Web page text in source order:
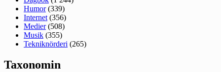
Humor(339)
Internet (356)
Medier(508)
Musik (355)
Tekniknörderi (265)
Taxonomin